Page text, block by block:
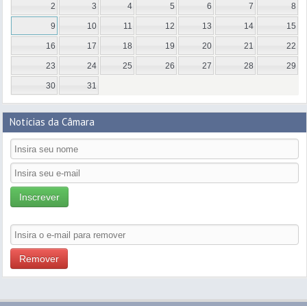
2 3 4 5 6 7 8
9 10 11 12 13 14 15
16 17 18 19 20 21 22
23 24 25 26 27 28 29
30 31
Notícias da Câmara
Inscrever
Remover